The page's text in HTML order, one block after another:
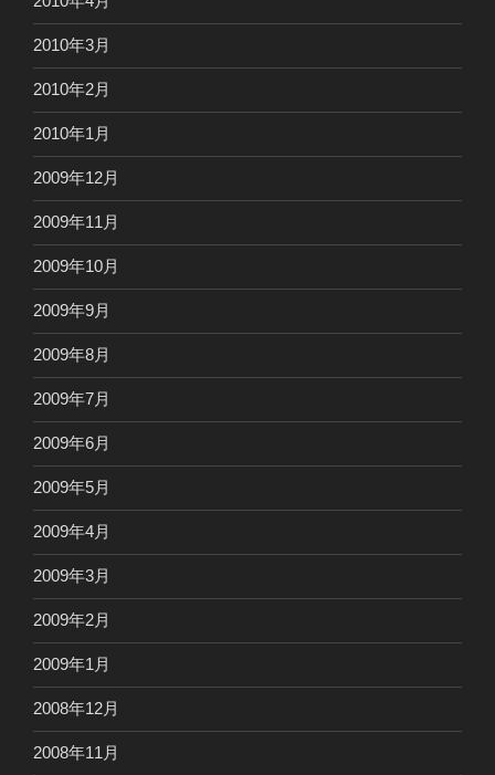
2010年3月
2010年2月
2010年1月
2009年12月
2009年11月
2009年10月
2009年9月
2009年8月
2009年7月
2009年6月
2009年5月
2009年4月
2009年3月
2009年2月
2009年1月
2008年12月
2008年11月